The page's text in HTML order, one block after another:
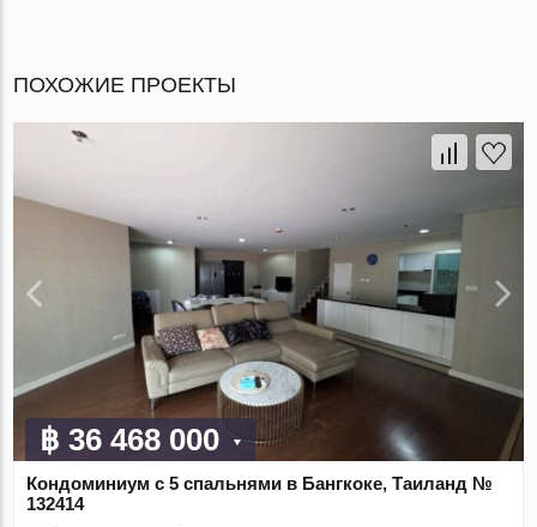
ПОХОЖИЕ ПРОЕКТЫ
฿ 36 468 000
Кондоминиум с 5 спальнями в Бангкоке, Таиланд №
132414